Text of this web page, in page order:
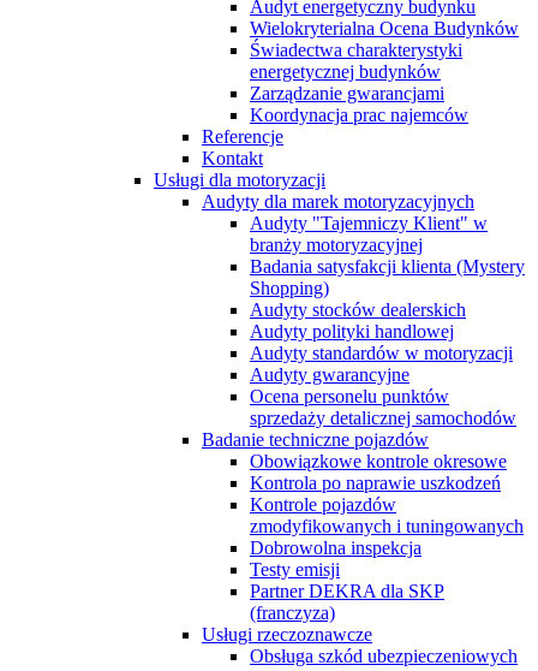
Audyt energetyczny budynku
Wielokryterialna Ocena Budynków
Świadectwa charakterystyki
energetycznej budynków
Zarządzanie gwarancjami
Koordynacja prac najemców
Referencje
Kontakt
Usługi dla motoryzacji
Audyty dla marek motoryzacyjnych
Audyty "Tajemniczy Klient" w
branży motoryzacyjnej
Badania satysfakcji klienta (Mystery
Shopping)
Audyty stocków dealerskich
Audyty polityki handlowej
Audyty standardów w motoryzacji
Audyty gwarancyjne
Ocena personelu punktów
sprzedaży detalicznej samochodów
Badanie techniczne pojazdów
Obowiązkowe kontrole okresowe
Kontrola po naprawie uszkodzeń
Kontrole pojazdów
zmodyfikowanych i tuningowanych
Dobrowolna inspekcja
Testy emisji
Partner DEKRA dla SKP
(franczyza)
Usługi rzeczoznawcze
Obsługa szkód ubezpieczeniowych